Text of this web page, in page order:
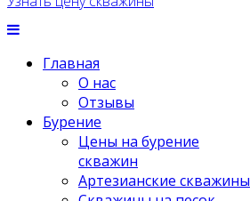
Главная
О нас
Отзывы
Бурение
Цены на бурение
скважин
Артезианские скважины